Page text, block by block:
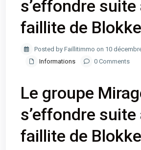
s’effondre suite
faillite de
Posted by Faillitimmo on 10
Informations
0 Comments
Le groupe
s’effondre suite
faillite de